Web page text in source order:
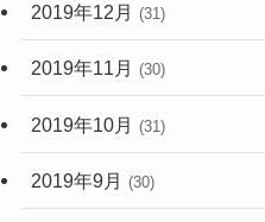
2019年12月 (31)
2019年11月 (30)
2019年10月 (31)
2019年9月 (30)